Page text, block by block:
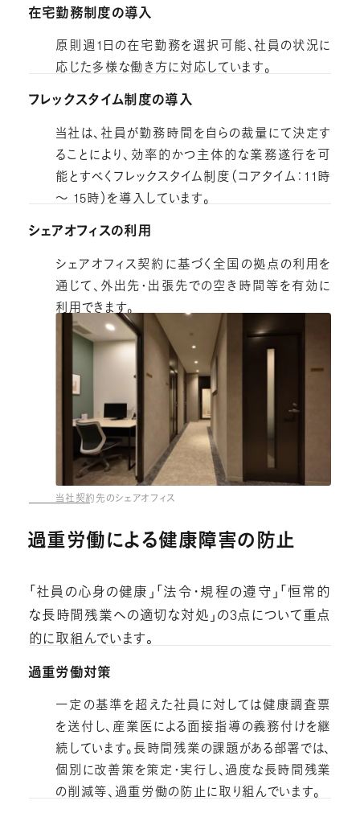
在宅勤務制度の導入
原則週1日の在宅勤務を選択可能、社員の状況に
応じた多様な働き方に対応しています。
フレックスタイム制度の導入
当社は、社員が勤務時間を自らの裁量にて決定す
ることにより、効率的かつ主体的な業務遂行を可
能とすべくフレックスタイム制度（コアタイム：11時
～ 15時）を導入しています。
シェアオフィスの利用
シェアオフィス契約に基づく全国の拠点の利用を
通じて、外出先・出張先での空き時間等を有効に
利用できます。
当社契約先のシェアオフィス
過重労働による健康障害の防止
「社員の心身の健康」「法令・規程の遵守」「恒常的
な長時間残業への適切な対処」の3点について重点
的に取組んでいます。
過重労働対策
一定の基準を超えた社員に対しては健康調査票
を送付し、産業医による面接指導の義務付けを継
続しています。長時間残業の課題がある部署では、
個別に改善策を策定・実行し、過度な長時間残業
の削減等、過重労働の防止に取り組んでいます。